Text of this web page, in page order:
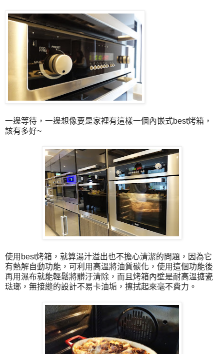
一邊等待，一邊想像要是家裡有這樣一個內嵌式best烤箱，
該有多好~
使用best烤箱，就算湯汁溢出也不擔心清潔的問題，因為它
有熱解自動功能，可利用高溫將油質碳化，使用這個功能後
再用濕布就能輕鬆將髒汙清除，而且烤箱內壁是耐高溫搪瓷
琺瑯，無接縫的設計不易卡油垢，擦拭起來毫不費力。